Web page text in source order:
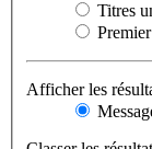
Titres
Afficher les